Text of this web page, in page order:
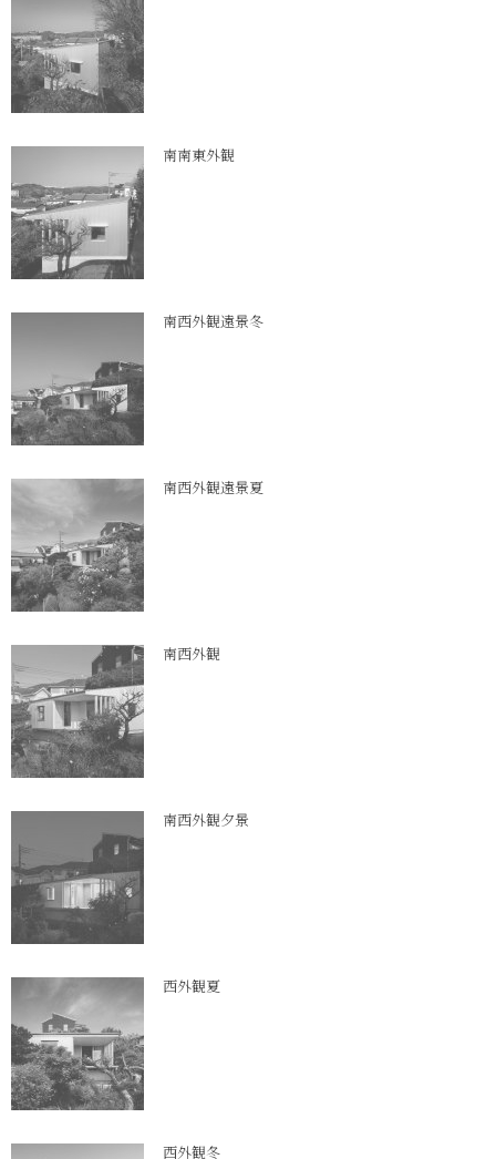
南南東外観
南西外観遠景冬
南西外観遠景夏
南西外観
南西外観夕景
西外観夏
西外観冬